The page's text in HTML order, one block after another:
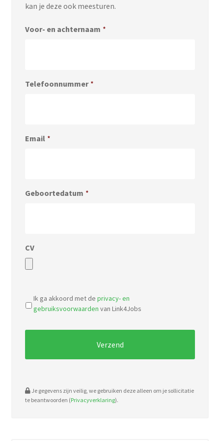
kan je deze ook meesturen.
Voor- en achternaam *
Telefoonnummer *
Email *
Geboortedatum *
CV
types:
pdf,
doc.
Ik ga akkoord met de privacy- en
gebruiksvoorwaarden van Link4Jobs
Je gegevens zijn veilig, we gebruiken deze alleen om je sollicitatie
te beantwoorden (Privacyverklaring).